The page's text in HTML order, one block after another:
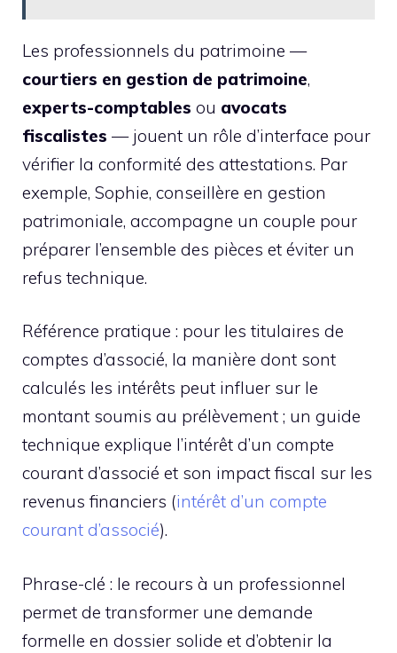
Les professionnels du patrimoine —
courtiers en gestion de patrimoine,
experts-comptables ou avocats
fiscalistes — jouent un rôle d’interface pour
vérifier la conformité des attestations. Par
exemple, Sophie, conseillère en gestion
patrimoniale, accompagne un couple pour
préparer l’ensemble des pièces et éviter un
refus technique.
Référence pratique : pour les titulaires de
comptes d’associé, la manière dont sont
calculés les intérêts peut influer sur le
montant soumis au prélèvement ; un guide
technique explique l’intérêt d’un compte
courant d’associé et son impact fiscal sur les
revenus financiers (intérêt d’un compte
courant d’associé).
Phrase-clé : le recours à un professionnel
permet de transformer une demande
formelle en dossier solide et d’obtenir la